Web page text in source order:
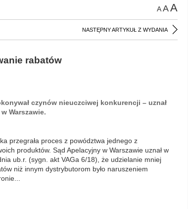
AAA
NASTĘPNY ARTYKUŁ Z WYDANIA
rabatów
czynów nieuczciwej konkurencji – uznał
Warszawie.
przegrała proces z powództwa jednego z
produktów. Sąd Apelacyjny w Warszawie uznał w
ub.r. (sygn. akt VAGa 6/18), że udzielanie mniej
niż innym dystrybutorom było naruszeniem